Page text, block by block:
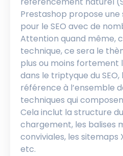
Prestashop propose
pour le SEO avec de
Attention quand même,
technique, ce sera le
plus ou moins fortement
dans le triptyque du
référence à l’ensemble
techniques qui
Cela inclut la structure
chargement, les balises
conviviales, les sitemaps
etc.